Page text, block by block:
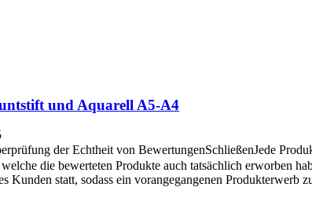
und Aquarell A5-A4
der Echtheit von BewertungenSchließenJede
die bewerteten Produkte auch tatsächlich erworben
Kunden statt, sodass ein vorangegangenen